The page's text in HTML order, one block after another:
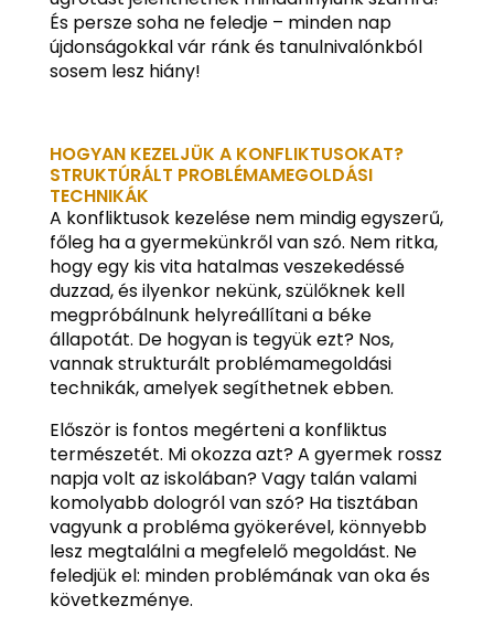
És persze soha ne feledje – minden nap
újdonságokkal vár ránk és tanulnivalónkból
sosem lesz hiány!
HOGYAN KEZELJÜK A KONFLIKTUSOKAT?
STRUKTÚRÁLT PROBLÉMAMEGOLDÁSI
TECHNIKÁK
A konfliktusok kezelése nem mindig egyszerű,
főleg ha a gyermekünkről van szó. Nem ritka,
hogy egy kis vita hatalmas veszekedéssé
duzzad, és ilyenkor nekünk, szülőknek kell
megpróbálnunk helyreállítani a béke
állapotát. De hogyan is tegyük ezt? Nos,
vannak strukturált problémamegoldási
technikák, amelyek segíthetnek ebben.
Először is fontos megérteni a konfliktus
természetét. Mi okozza azt? A gyermek rossz
napja volt az iskolában? Vagy talán valami
komolyabb dologról van szó? Ha tisztában
vagyunk a probléma gyökerével, könnyebb
lesz megtalálni a megfelelő megoldást. Ne
feledjük el: minden problémának van oka és
következménye.